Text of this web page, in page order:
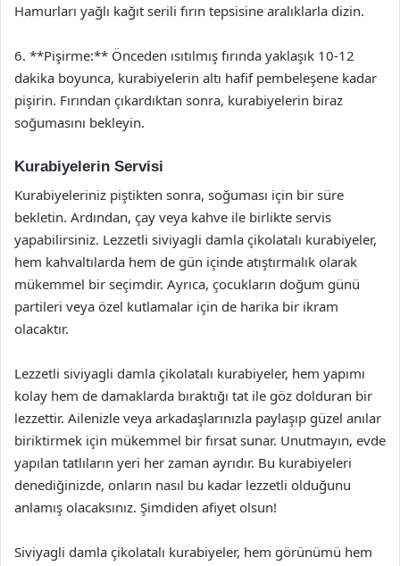
Hamurları yağlı kağıt serili fırın tepsisine aralıklarla dizin.
6. **Pişirme:** Önceden ısıtılmış fırında yaklaşık 10-12
dakika boyunca, kurabiyelerin altı hafif pembeleşene kadar
pişirin. Fırından çıkardıktan sonra, kurabiyelerin biraz
soğumasını bekleyin.
Kurabiyelerin Servisi
Kurabiyeleriniz piştikten sonra, soğuması için bir süre
bekletin. Ardından, çay veya kahve ile birlikte servis
yapabilirsiniz. Lezzetli siviyagli damla çikolatalı kurabiyeler,
hem kahvaltılarda hem de gün içinde atıştırmalık olarak
mükemmel bir seçimdir. Ayrıca, çocukların doğum günü
partileri veya özel kutlamalar için de harika bir ikram
olacaktır.
Lezzetli siviyagli damla çikolatalı kurabiyeler, hem yapımı
kolay hem de damaklarda bıraktığı tat ile göz dolduran bir
lezzettir. Ailenizle veya arkadaşlarınızla paylaşıp güzel anılar
biriktirmek için mükemmel bir fırsat sunar. Unutmayın, evde
yapılan tatlıların yeri her zaman ayrıdır. Bu kurabiyeleri
denediğinizde, onların nasıl bu kadar lezzetli olduğunu
anlamış olacaksınız. Şimdiden afiyet olsun!
Siviyagli damla çikolatalı kurabiyeler, hem görünümü hem